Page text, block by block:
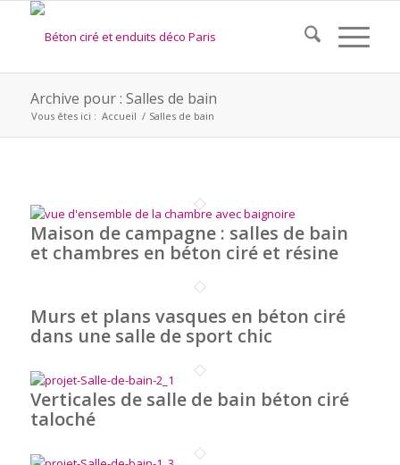
Archive pour : Salles de bain
Vous êtes ici : Accueil / Salles de bain
Maison de campagne : salles de bain
et chambres en béton ciré et résine
Murs et plans vasques en béton ciré
dans une salle de sport chic
Verticales de salle de bain béton ciré
taloché